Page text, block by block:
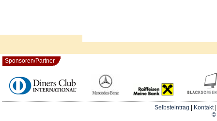
Sponsoren/Partner
Selbsteintrag Kontakt
©